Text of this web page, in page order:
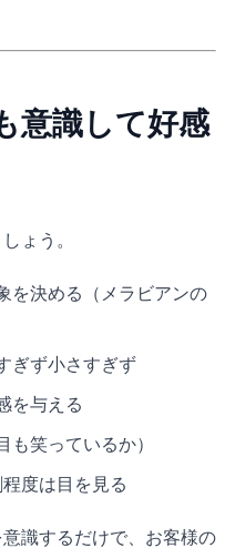
意識して好感
ょう。
を決める（メラビアンの
ぎず小さすぎず
を与える
も笑っているか）
程度は目を見る
識するだけで、お客様の